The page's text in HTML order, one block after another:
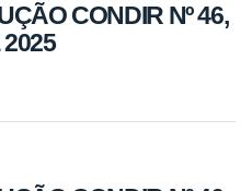
CONDIR Nº 46,